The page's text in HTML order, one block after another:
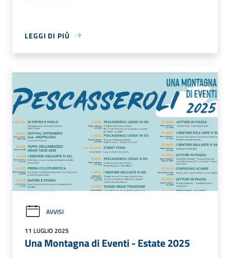
LEGGI DI PIÙ
AVVISI
11 LUGLIO 2025
Una Montagna di Eventi - Estate 2025